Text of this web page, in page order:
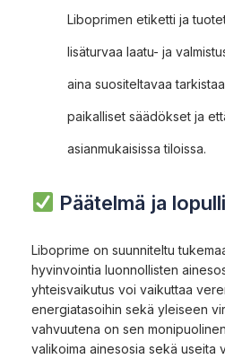
Liboprimen etiketti ja
lisäturvaa laatu- ja
aina suositeltavaa
paikalliset säädökset ja
asianmukaisissa tiloissa.
Päätelmä ja
Liboprime on suunniteltu
hyvinvointia luonnollisten
yhteisvaikutus voi vaikuttaa
energiatasoihin sekä yleiseen
vahvuutena on sen
valikoima ainesosia sekä useita